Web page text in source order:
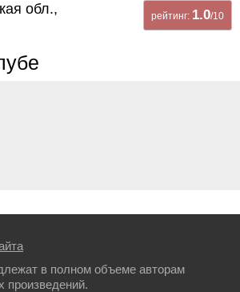
рейтинг: 1.0/10
обл.,
в полном объеме авторам
произведений.